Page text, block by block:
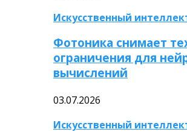
Искусственный
Фотоника снимает
ограничения для
вычислений
03.07.2026
Искусственный